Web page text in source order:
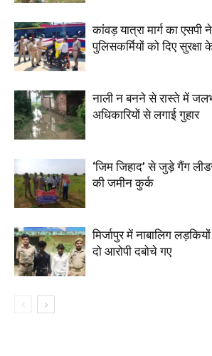
कांवड़ यात्रा मार्ग का एसपी
पुलिसकर्मियों को दिए सुरक्षा
नाली न बनने से रास्ते में
अधिकारियों से लगाई गुहार
‘जिम जिहाद’ से जुड़े गैंग
की जमीन कुर्क
मिर्जापुर में नाबालिग
दो आरोपी दबोचे गए